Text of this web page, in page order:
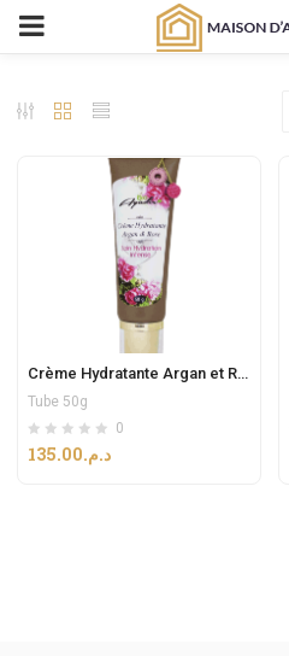
Crème Hydratante Argan et Rose 50g
Tube 50g
0
د.م.135.00